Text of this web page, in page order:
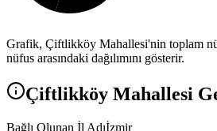
Grafik, Çiftlikköy Mahallesi'nin toplam
nüfus arasındaki dağılımını gösterir.
Çiftlikköy Mahallesi
Bağlı Olunan İl Adıİzmir